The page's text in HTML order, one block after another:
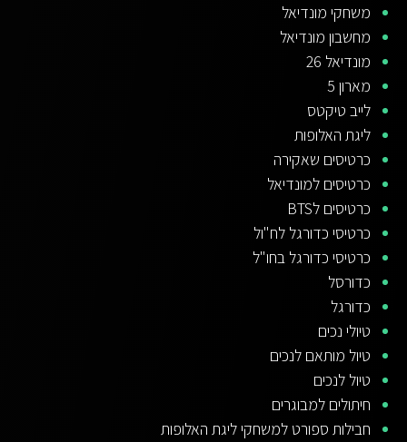
משחקי מונדיאל
מחשבון מונדיאל
מונדיאל 26
מארון 5
לייב טיקטס
ליגת האלופות
כרטיסים שאקירה
כרטיסים למונדיאל
כרטיסים לBTS
כרטיסי כדורגל לח"ול
כרטיסי כדורגל בחו"ל
כדורסל
כדורגל
טיולי נכים
טיול מותאם לנכים
טיול לנכים
חיתולים למבוגרים
חבילות ספורט למשחקי ליגת האלופות